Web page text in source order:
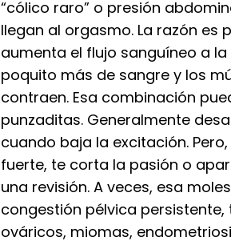
“cólico raro” o presión
llegan al orgasmo. La razón es
aumenta el flujo sanguíneo a la
poquito más de sangre y los
contraen. Esa combinación
punzaditas. Generalmente
cuando baja la excitación.
fuerte, te corta la pasión o
una revisión. A veces, esa
congestión pélvica
ováricos, miomas,